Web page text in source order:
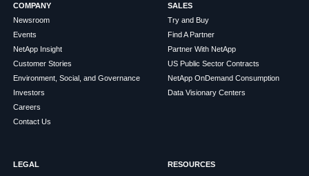
COMPANY
Newsroom
Events
NetApp Insight
Customer Stories
Environment, Social, and Governance
Investors
Careers
Contact Us
SALES
Try and Buy
Find A Partner
Partner With NetApp
US Public Sector Contracts
NetApp OnDemand Consumption
Data Visionary Centers
LEGAL
RESOURCES